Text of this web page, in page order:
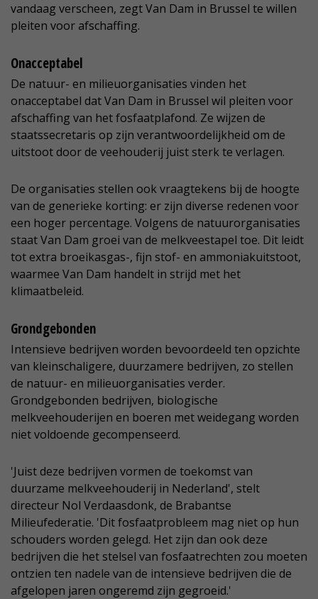
vandaag verscheen, zegt Van Dam in Brussel te willen
pleiten voor afschaffing.
Onacceptabel
De natuur- en milieuorganisaties vinden het
onacceptabel dat Van Dam in Brussel wil pleiten voor
afschaffing van het fosfaatplafond. Ze wijzen de
staatssecretaris op zijn verantwoordelijkheid om de
uitstoot door de veehouderij juist sterk te verlagen.
De organisaties stellen ook vraagtekens bij de hoogte
van de generieke korting: er zijn diverse redenen voor
een hoger percentage. Volgens de natuurorganisaties
staat Van Dam groei van de melkveestapel toe. Dit leidt
tot extra broeikasgas-, fijn stof- en ammoniakuitstoot,
waarmee Van Dam handelt in strijd met het
klimaatbeleid.
Grondgebonden
Intensieve bedrijven worden bevoordeeld ten opzichte
van kleinschaligere, duurzamere bedrijven, zo stellen
de natuur- en milieuorganisaties verder.
Grondgebonden bedrijven, biologische
melkveehouderijen en boeren met weidegang worden
niet voldoende gecompenseerd.
'Juist deze bedrijven vormen de toekomst van
duurzame melkveehouderij in Nederland', stelt
directeur Nol Verdaasdonk, de Brabantse
Milieufederatie. 'Dit fosfaatprobleem mag niet op hun
schouders worden gelegd. Het zijn dan ook deze
bedrijven die het stelsel van fosfaatrechten zou moeten
ontzien ten nadele van de intensieve bedrijven die de
afgelopen jaren ongeremd zijn gegroeid.'